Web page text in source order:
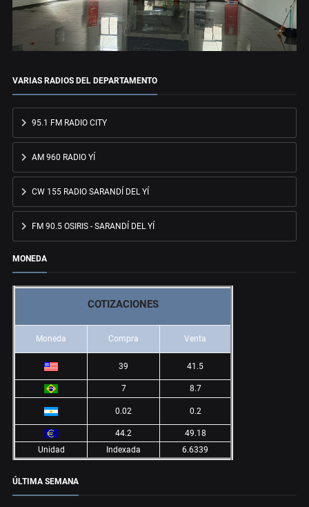
VARIAS RADIOS DEL DEPARTAMENTO
95.1 FM RADIO CITY
AM 960 RADIO YÍ
CW 155 RADIO SARANDÍ DEL YÍ
FM 90.5 OSIRIS - SARANDÍ DEL YÍ
MONEDA
COTIZACIONES
Moneda Compra Venta
39 41.5
7 8.7
0.02 0.2
44.2
49.18
Unidad
Indexada 6.6339
ÚLTIMA SEMANA